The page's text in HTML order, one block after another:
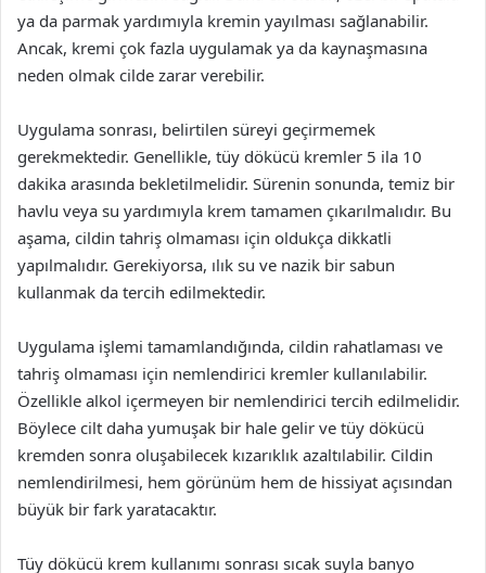
ya da parmak yardımıyla kremin yayılması sağlanabilir.
Ancak, kremi çok fazla uygulamak ya da kaynaşmasına
neden olmak cilde zarar verebilir.
Uygulama sonrası, belirtilen süreyi geçirmemek
gerekmektedir. Genellikle, tüy dökücü kremler 5 ila 10
dakika arasında bekletilmelidir. Sürenin sonunda, temiz bir
havlu veya su yardımıyla krem tamamen çıkarılmalıdır. Bu
aşama, cildin tahriş olmaması için oldukça dikkatli
yapılmalıdır. Gerekiyorsa, ılık su ve nazik bir sabun
kullanmak da tercih edilmektedir.
Uygulama işlemi tamamlandığında, cildin rahatlaması ve
tahriş olmaması için nemlendirici kremler kullanılabilir.
Özellikle alkol içermeyen bir nemlendirici tercih edilmelidir.
Böylece cilt daha yumuşak bir hale gelir ve tüy dökücü
kremden sonra oluşabilecek kızarıklık azaltılabilir. Cildin
nemlendirilmesi, hem görünüm hem de hissiyat açısından
büyük bir fark yaratacaktır.
Tüy dökücü krem kullanımı sonrası sıcak suyla banyo